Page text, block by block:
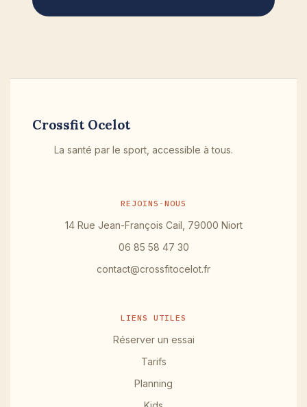
Crossfit Ocelot
La santé par le sport, accessible à tous.
REJOINS-NOUS
14 Rue Jean-François Cail, 79000 Niort
06 85 58 47 30
contact@crossfitocelot.fr
LIENS UTILES
Réserver un essai
Tarifs
Planning